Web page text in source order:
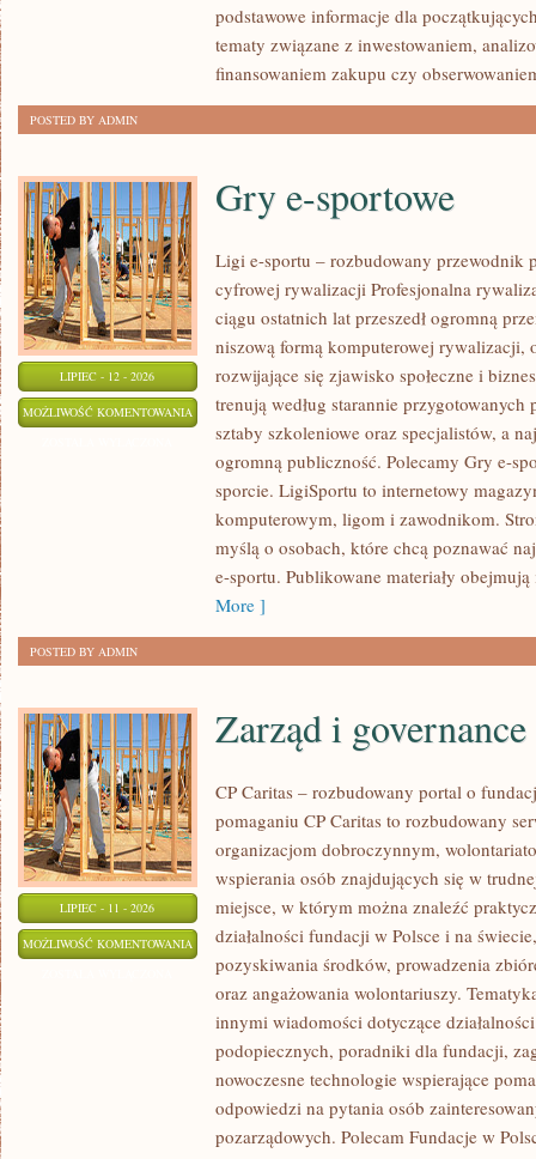
podstawowe informacje dla
tematy związane z inwestowaniem,
finansowaniem zakupu czy
POSTED BY ADMIN
LIPIEC - 12 - 2026
MOŻLIWOŚĆ KOMENTOWANIA
SPORTOWE
Gry e-sportowe
Ligi e-sportu – rozbudowany przewodnik
cyfrowej rywalizacji Profesjonalna
ciągu ostatnich lat przeszedł ogromną
niszową formą komputerowej rywalizacji,
rozwijające się zjawisko społeczne i
trenują według starannie
sztaby szkoleniowe oraz specjalistów, a
ogromną publiczność. Polecamy Gry e-
sporcie. LigiSportu to internetowy
komputerowym, ligom i zawodnikom.
myślą o osobach, które chcą poznawać
e-sportu. Publikowane materiały
More ]
POSTED BY ADMIN
LIPIEC - 11 - 2026
MOŻLIWOŚĆ KOMENTOWANIA ZARZĄD
GOVERNANCE
Zarząd i governance
CP Caritas – rozbudowany portal o
pomaganiu CP Caritas to rozbudowany
organizacjom dobroczynnym,
wspierania osób znajdujących się w
miejsce, w którym można znaleźć
działalności fundacji w Polsce i na
pozyskiwania środków, prowadzenia
oraz angażowania wolontariuszy.
innymi wiadomości dotyczące
podopiecznych, poradniki dla fundacji,
nowoczesne technologie wspierające
odpowiedzi na pytania osób
pozarządowych. Polecam Fundacje w